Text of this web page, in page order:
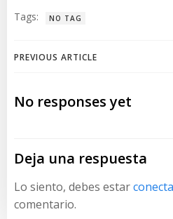
Tags: NO TAG
Navegación
de
PREVIOUS ARTICLE
No responses yet
Deja una respuesta
Lo siento, debes estar
comentario.